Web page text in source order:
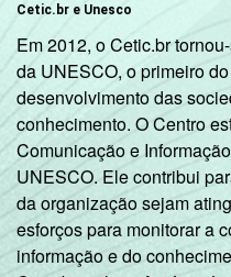
Base: 3.168
Internet, com 10
Cetic.br e Unesco
Em 2012, o Cetic.br
da UNESCO, o primeiro
desenvolvimento das
conhecimento. O Centro
Comunicação e
UNESCO. Ele contribui
da organização sejam
esforços para monitorar a
informação e do